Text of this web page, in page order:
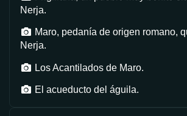
Nerja.
Maro, pedanía de origen romano,
Nerja.
Los Acantilados de Maro.
El acueducto del águila.